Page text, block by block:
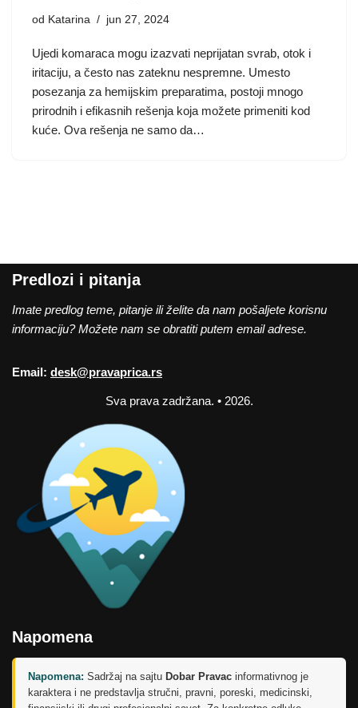
od Katarina jun 27, 2024
Ujedi komaraca mogu izazvati neprijatan svrab, otok i
iritaciju, a često nas zateknu nespremne. Umesto
posezanja za hemijskim preparatima, postoji mnogo
prirodnih i efikasnih rešenja koja možete primeniti kod
kuće. Ova rešenja ne samo da…
Predlozi i pitanja
Imate predlog teme, pitanje ili želite da nam pošaljete korisnu
informaciju? Možete nam se obratiti putem email adrese.
Email: desk@pravaprica.rs
Sva prava zadržana. • 2026.
Napomena
Napomena: Sadržaj na sajtu Dobar Pravac informativnog je
karaktera i ne predstavlja stručni, pravni, poreski, medicinski,